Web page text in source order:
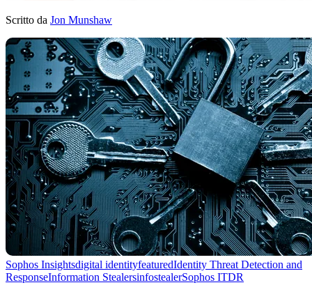
Scritto da Jon Munshaw
Sophos Insightsdigital identityfeaturedIdentity Threat Detection and
ResponseInformation StealersinfostealerSophos ITDR